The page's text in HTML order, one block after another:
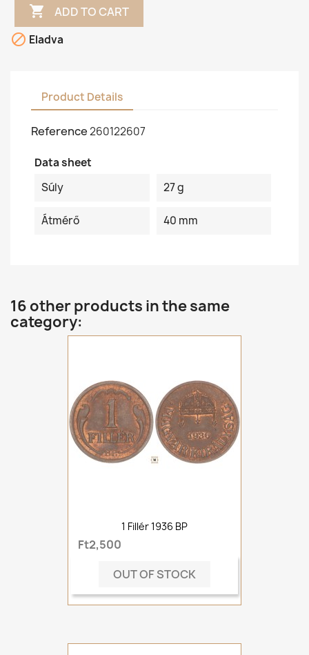
 ADD TO CART
 Eladva
Product Details
Reference260122607
Data sheet
Súly
27 g
Átmérő 40 mm
16 other products in the same
category:
1 Fillér 1936 BP
Ft2,500
OUT OF STOCK